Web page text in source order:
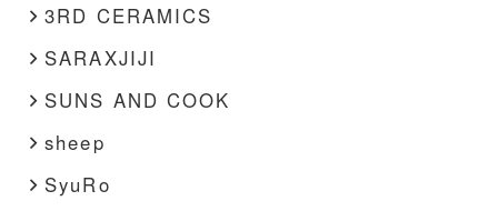
3RD CERAMICS
SARAXJIJI
SUNS AND COOK
sheep
SyuRo